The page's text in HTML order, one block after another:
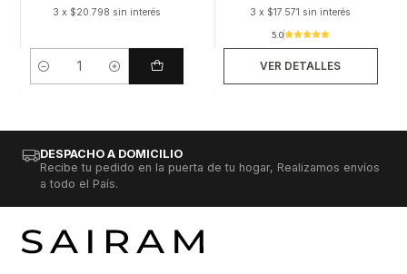
3 x $20.798 sin interés
Cantidad
3 x $17.571 sin interés
5.0
VER DETALLES
DESPACHO A DOMICILIO
Recibe tu pedido en la puerta de tu hogar, Realizamos envíos
a todo el País.